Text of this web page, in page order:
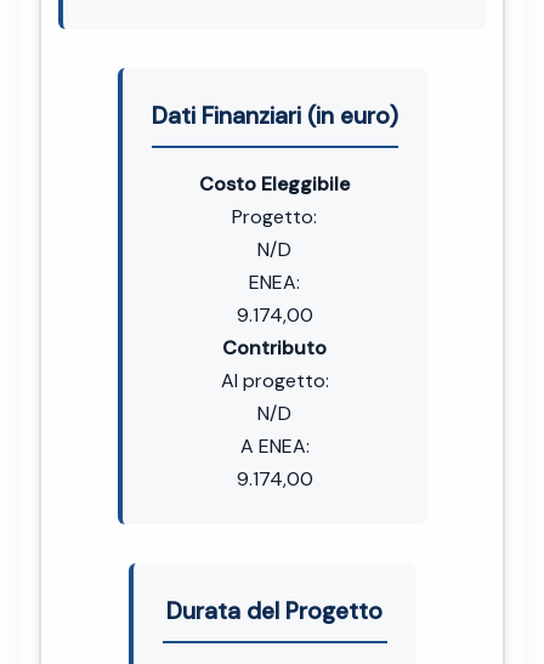
Dati Finanziari (in euro)
Costo Eleggibile
Progetto:
N/D
ENEA:
9.174,00
Contributo
Al progetto:
N/D
A ENEA:
9.174,00
Durata del Progetto